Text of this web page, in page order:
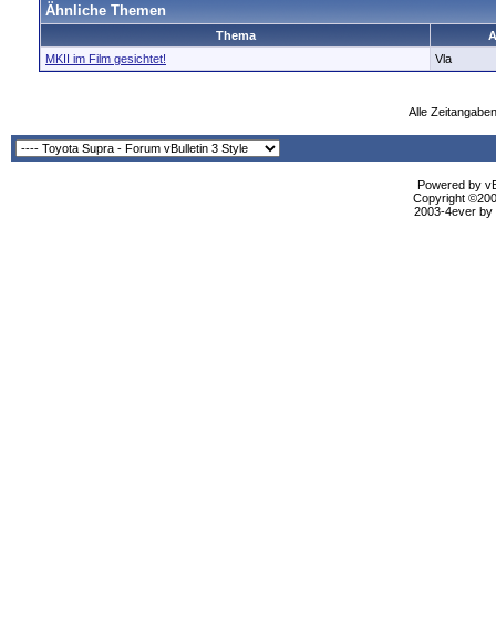
Ähnliche Themen
Thema
MKII im Film gesichtet!
Vla
Alle
Powered by
Copyright
2003-4ever by